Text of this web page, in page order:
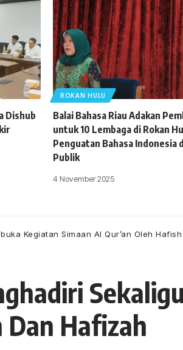
Dishub
ROKAN HULU
Balai Bahasa Riau Adakan
untuk 10 Lembaga di Rokan
Penguatan Bahasa Indonesia
Publik
4 November 2025
Kegiatan Simaan Al Qur’an Oleh
Dan Hafizah